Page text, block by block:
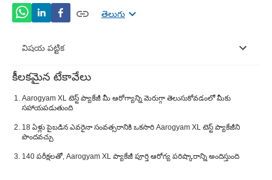
తెలుగు
విషయ పట్టిక
పరీక్షÂ
Â
దిగువ జాబితాఆరోగ్యం XLమరియు వారి ప్రయోజనాలుÂ
కీలకమైన టేకావేలు
Aarogyam XL టెస్ట్ ప్యాకేజీ మీ ఆరోగ్యాన్ని మెరుగ్గా తెలుసుకోవడంలో మీకు
సహాయపడుతుంది
18 ఏళ్లు పైబడిన ఎవరైనా సంవత్సరానికి ఒకసారి Aarogyam XL టెస్ట్ ప్యాకేజీని
పొందవచ్చు
140 పరీక్షలతో, Aarogyam XL ప్యాకేజీ పూర్తి ఆరోగ్య పరిష్కారాన్ని అందిస్తుంది